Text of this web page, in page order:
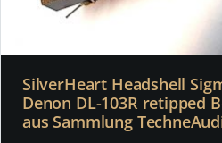
SilverHeart Headshell
Denon DL-103R retipped
aus Sammlung